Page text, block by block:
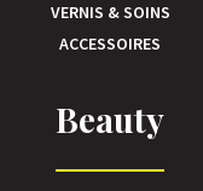
VERNIS & SOINS
ACCESSOIRES
Beauty